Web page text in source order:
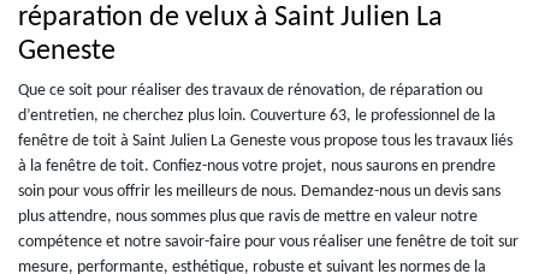
réparation de velux à Saint Julien La
Geneste
Que ce soit pour réaliser des travaux de rénovation, de réparation ou
d’entretien, ne cherchez plus loin. Couverture 63, le professionnel de la
fenêtre de toit à Saint Julien La Geneste vous propose tous les travaux liés
à la fenêtre de toit. Confiez-nous votre projet, nous saurons en prendre
soin pour vous offrir les meilleurs de nous. Demandez-nous un devis sans
plus attendre, nous sommes plus que ravis de mettre en valeur notre
compétence et notre savoir-faire pour vous réaliser une fenêtre de toit sur
mesure, performante, esthétique, robuste et suivant les normes de la